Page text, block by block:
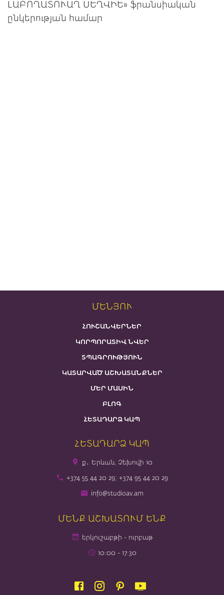
ԼԱԲՈՂԱՏՈՒԱՂ ՍԵՂՎԻԵ» ֆրանսիական
ընկերության համար
ՄԵՆՅՈՒ
ՀՈՒՇԱՆՎԵՐՆԵՐ
ԿՈՐՊՈՐԱՏԻՎ ՆՎԵՐ
ՏՊԱԳՐՈՒԹՅՈՒՆ
ԿԱՏԱՐՎԱԾ ԱՇԽԱՏԱՆՔՆԵՐ
ՄԵՐ ՄԱՍԻՆ
ԲԼՈԳ
ՀԵՏԱԴԱՐՁ ԿԱՊ
ՀԵՏԱԴԱՐՁ ԿԱՊ
ք․ Երևան, Չեխովի 10
+374 55 44 20 29; +374 95 44 20 29
info@studioav.am
ՄԵՆՔ ԱՇԽԱՏՈՒՄ ԵՆՔ
երկուշաբթի - ուրբաթ
10։00 - 17։30